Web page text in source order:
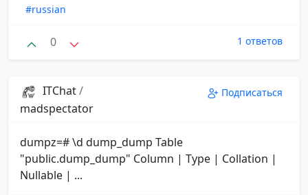
#russian
0 1 ответов
ITChat/
madspectator
Подписаться
dumpz=# \d dump_dump Table
"public.dump_dump" Column | Type | Collation |
Nullable | ...